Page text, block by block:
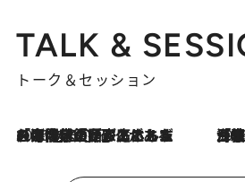
TALK &
トーク＆セッション
2026.8.3
「今後値上げがあるとすれば…」「リスクがあるのは今年の冬」エネルギー専門家が語る、ホルムズ海峡封鎖が家庭にもたらす“ある心配” 「住宅建てられない…」「サーチャー